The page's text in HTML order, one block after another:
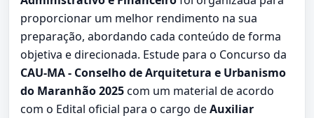
proporcionar um melhor rendimento na sua
preparação, abordando cada conteúdo de forma
objetiva e direcionada. Estude para o Concurso da
CAU-MA - Conselho de Arquitetura e Urbanismo
do Maranhão 2025com um material de acordo
com o Edital oficial para o cargo deAuxiliar